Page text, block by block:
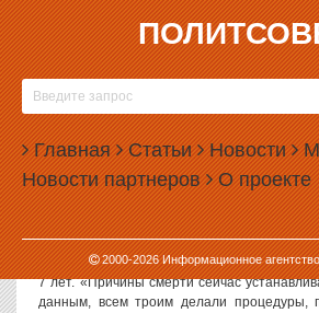
Главная Статьи Новости
Новости партнеров О проекте
2000-2026Информационное
28.02.2014, 14:16
В ОБЛАСТНОЙ БОЛЬНИЦЕ
УМЕР РЕБЕНОК, ДВОЕ В
В Областной детской клинической
в Екатеринбурге, после проведения
двое оказались в реанимации.
О смерти ребенка сообщают источники,
больнице. По неподтвержденным данным,
7 лет. «Причины смерти сейчас
данным, всем троим делали процедуры,